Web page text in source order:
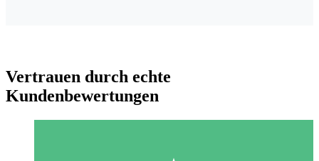
Vertrauen durch echte
Kundenbewertungen